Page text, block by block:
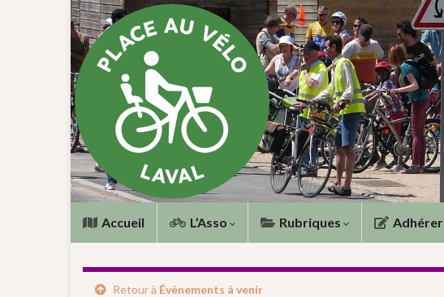
Accueil L’Asso Rubriques Adhérer
Retour à Évènements à venir